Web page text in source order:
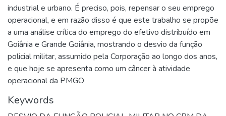
industrial e urbano. É preciso, pois, repensar o seu emprego
operacional, e em razão disso é que este trabalho se propõe
a uma análise crítica do emprego do efetivo distribuído em
Goiânia e Grande Goiânia, mostrando o desvio da função
policial militar, assumido pela Corporação ao longo dos anos,
e que hoje se apresenta como um câncer à atividade
operacional da PMGO
Keywords